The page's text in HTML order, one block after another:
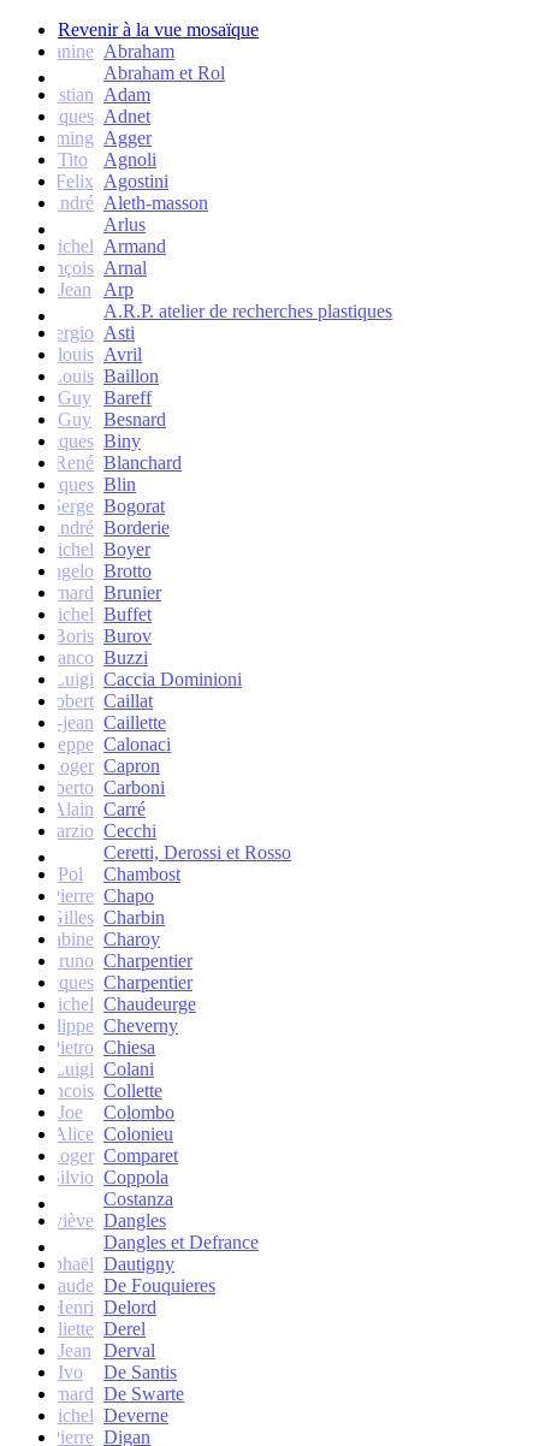
Revenir à la vue mosaïque
Janine Abraham
Abraham et Rol
Christian Adam
Jacques Adnet
Flemming Agger
Tito
Agnoli
Felix Agostini
André Aleth-masson
Arlus
Michel Armand
François Arnal
Jean
Arp
A.R.P. atelier de recherches plastiques
Sergio Asti
Jean-louis Avril
Louis Baillon
Guy Bareff
Guy Besnard
Jacques Biny
René Blanchard
Jacques Blin
Serge Bogorat
André Borderie
Michel Boyer
Angelo Brotto
Bernard Brunier
Michel Buffet
Boris Burov
Franco Buzzi
Luigi Caccia Dominioni
Robert Caillat
René-jean Caillette
Giuseppe Calonaci
Roger Capron
Erberto Carboni
Alain Carré
Marzio Cecchi
Ceretti, Derossi et Rosso
Pol
Chambost
Pierre Chapo
Gilles Charbin
Sabine Charoy
Bruno Charpentier
Jacques Charpentier
Jean-Michel Chaudeurge
Philippe Cheverny
Pietro Chiesa
Luigi Colani
francois Collette
Joe
Colombo
Alice Colonieu
Roger Comparet
Silvio Coppola
Costanza
Geneviève Dangles
Dangles et Defrance
Raphaël Dautigny
Claude De Fouquieres
Henri Delord
Juliette Derel
Jean
Derval
Ivo
De Santis
Bernard De Swarte
Michel Deverne
Pierre Digan